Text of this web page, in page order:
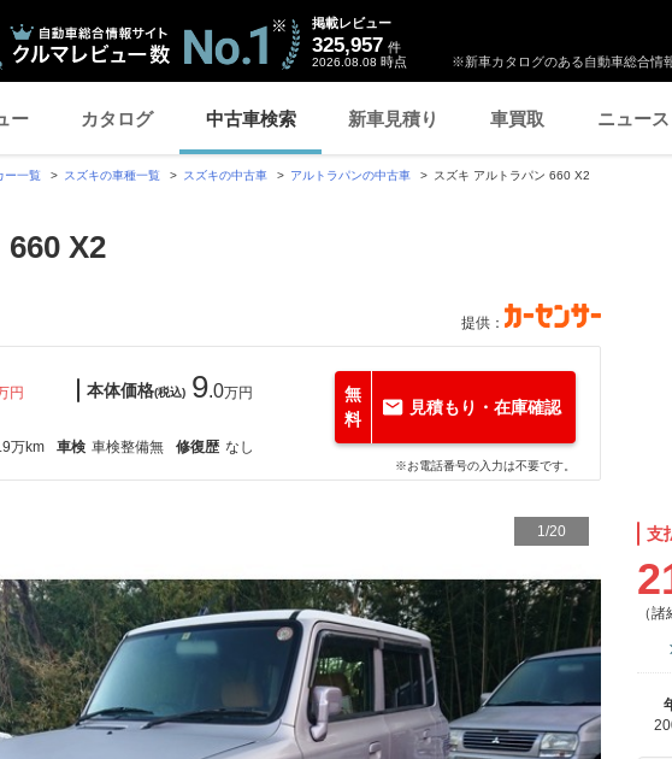
※新車カタログのある自動車総合情
掲載レビュー
325,957 件
2026.08.08 時点
ー カタログ 中古車検索 新車見積り 車買取 ニュース
ー一覧 スズキの車種一覧 スズキの中古車 アルトラパンの中古車 スズキ アルトラパン 660 X2
X2
提供：
円
本体価格(税込) 9.0万円
万km 車検 車検整備無 修復歴 なし
無
料
見積もり・在庫確認
※お電話番号の入力は不要です。
1/20 支
（